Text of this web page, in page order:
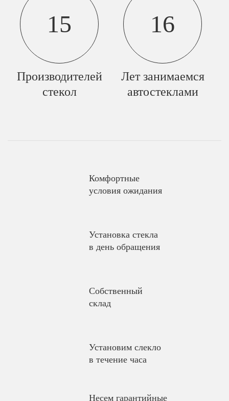
15
Производителей
стекол
16
Лет занимаемся
автостеклами
Комфортные
условия ожидания
Установка стекла
в день обращения
Собственный
склад
Установим слекло
в течение часа
Несем гарантийные